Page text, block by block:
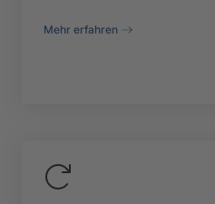
Mehr erfahren